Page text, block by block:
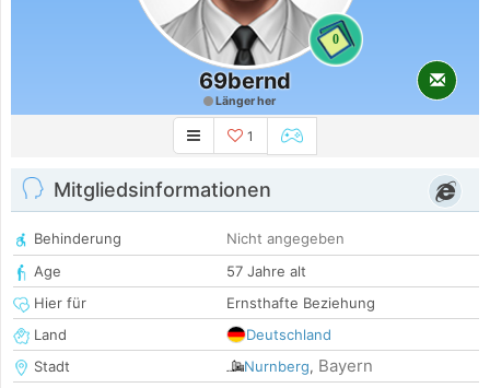
0
69bernd
Länger her
1
Mitgliedsinformationen
Behinderung
Nicht angegeben
Age
57 Jahre alt
Hier für
Ernsthafte Beziehung
Land
Deutschland
Stadt
Nurnberg, Bayern